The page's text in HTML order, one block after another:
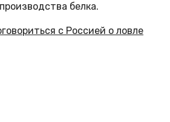
белка.
с Россией о ловле